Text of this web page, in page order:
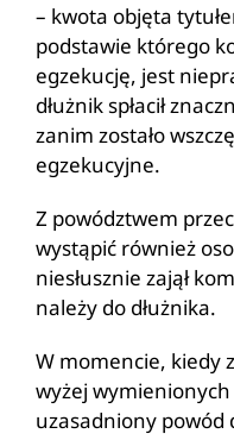
– kwota objęta
podstawie którego
egzekucję, jest
dłużnik spłacił
zanim zostało
egzekucyjne.
Z powództwem
wystąpić również
niesłusznie zajął
należy do dłużnika.
W momencie, kiedy
wyżej
uzasadniony powód